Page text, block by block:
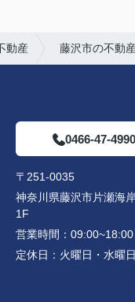
動産 藤沢市の不動
0466-47-4990
〒251-0035
神奈川県藤沢市片瀬海
1F
営業時間： 09:00~18:00
定休日： 火曜日・水曜日